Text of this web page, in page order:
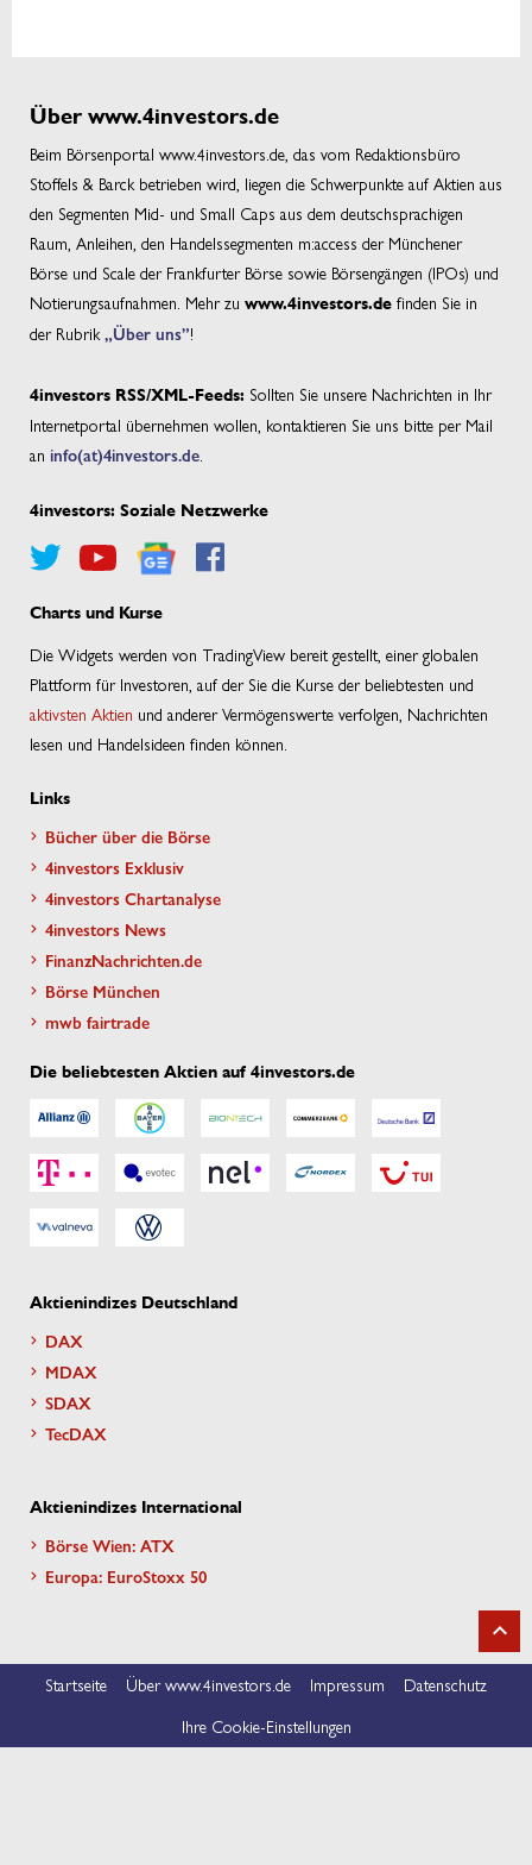
Über www.4investors.de
Beim Börsenportal www.4investors.de, das vom Redaktionsbüro
Stoffels & Barck betrieben wird, liegen die Schwerpunkte auf Aktien aus
den Segmenten Mid- und Small Caps aus dem deutschsprachigen
Raum, Anleihen, den Handelssegmenten m:access der Münchener
Börse und Scale der Frankfurter Börse sowie Börsengängen (IPOs) und
Notierungsaufnahmen. Mehr zu www.4investors.de finden Sie in
der Rubrik „Über uns”!
4investors RSS/XML-Feeds: Sollten Sie unsere Nachrichten in Ihr
Internetportal übernehmen wollen, kontaktieren Sie uns bitte per Mail
an info(at)4investors.de
4investors: Soziale Netzwerke
Charts und Kurse
Die Widgets werden von TradingView bereit gestellt, einer globalen
Plattform für Investoren, auf der Sie die Kurse der beliebtesten und
aktivsten Aktien und anderer Vermögenswerte verfolgen, Nachrichten
lesen und Handelsideen finden können.
Links
Bücher über die Börse
4investors Exklusiv
4investors Chartanalyse
4investors News
FinanzNachrichten.de
Börse München
mwb fairtrade
Die beliebtesten Aktien auf 4investors.de
Aktienindizes Deutschland
DAX
MDAX
SDAX
TecDAX
Aktienindizes International
Börse Wien: ATX
Europa: EuroStoxx 50
Startseite Über www.4investors.de Impressum
Datenschutz
Ihre Cookie-Einstellungen